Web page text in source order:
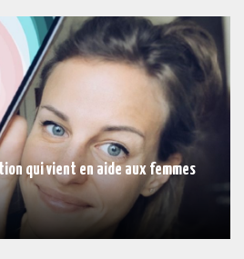
qui vient en aide aux femmes